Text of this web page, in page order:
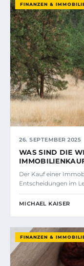
FINANZEN &
26. SEPTEMBER 2025
WAS SIND DIE
Der Kauf einer
Entscheidungen im
MICHAEL KAISER
FINANZEN &